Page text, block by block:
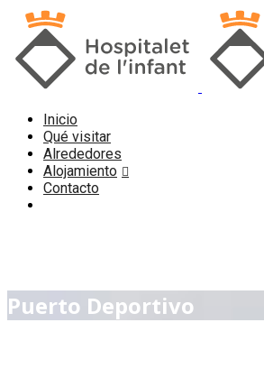
Inicio
Qué visitar
Alrededores
Alojamiento
Contacto
Puerto Deportivo